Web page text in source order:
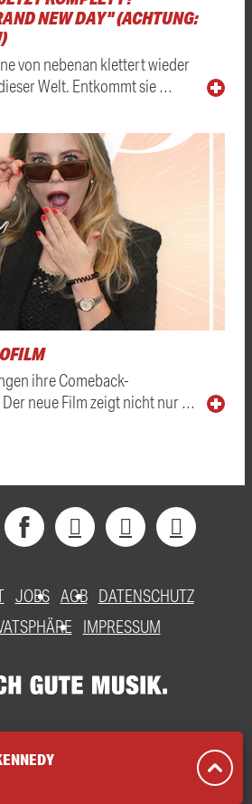
NEW DAY" (ACHTUNG:
von nebenan klettert wieder
Welt. Entkommt sie …
ihre Comeback-
neue Film zeigt nicht nur …
JOBS AGB DATENSCHUTZ
IMPRESSUM